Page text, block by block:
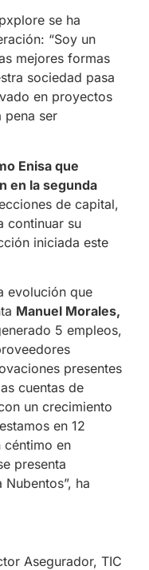
se ha
“Soy un
mejores formas
sociedad pasa
en proyectos
pena ser
Enisa que
en la segunda
de capital,
continuar su
iniciada este
evolución que
Manuel Morales,
5 empleos,
presentes
cuentas de
un crecimiento
en 12
céntimo en
presenta
ha
Asegurador, TIC